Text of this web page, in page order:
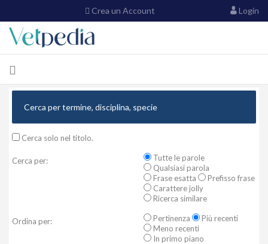
Crea un Account Login
Cerca solo nel titolo.
Cerca per:
Tutte le parole
Qualsiasi parola
Frase esatta
Prefisso frase
Carattere jolly
Ricerca similare
Ordina per: Pertinenza
Più recenti
Meno recenti
In primo piano